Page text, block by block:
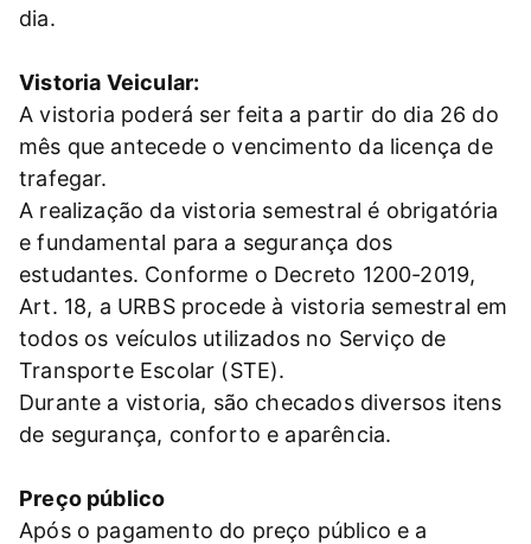
dia.
Vistoria Veicular:
A vistoria poderá ser feita a partir do dia 26 do
mês que antecede o vencimento da licença de
trafegar.
A realização da vistoria semestral é obrigatória
e fundamental para a segurança dos
estudantes. Conforme o Decreto 1200-2019,
Art. 18, a URBS procede à vistoria semestral em
todos os veículos utilizados no Serviço de
Transporte Escolar (STE).
Durante a vistoria, são checados diversos itens
de segurança, conforto e aparência.
Preço público
Após o pagamento do preço público e a